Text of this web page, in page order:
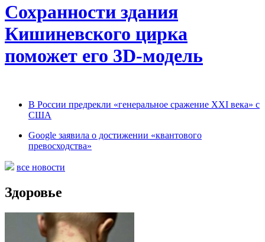
Сохранности здания
Кишиневского цирка
поможет его 3D-модель
В России предрекли «генеральное сражение XXI века» с
США
Google заявила о достижении «квантового
превосходства»
все новости
Здоровье